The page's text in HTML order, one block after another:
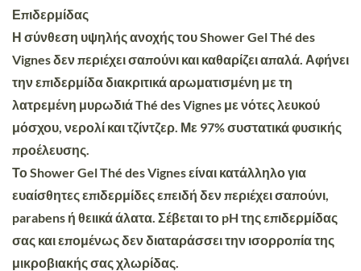
Επιδερμίδας
Η σύνθεση υψηλής ανοχής του Shower Gel Thé des
Vignes δεν περιέχει σαπούνι και καθαρίζει απαλά. Αφήνει
την επιδερμίδα διακριτικά αρωματισμένη με τη
λατρεμένη μυρωδιά Thé des Vignes με νότες λευκού
μόσχου, νερολί και τζίντζερ. Με 97% συστατικά φυσικής
προέλευσης.
Το Shower Gel Thé des Vignes είναι κατάλληλο για
ευαίσθητες επιδερμίδες επειδή δεν περιέχει σαπούνι,
parabens ή θειικά άλατα. Σέβεται το pH της επιδερμίδας
σας και επομένως δεν διαταράσσει την ισορροπία της
μικροβιακής σας χλωρίδας.